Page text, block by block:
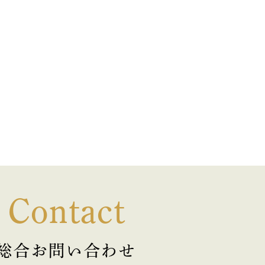
Contact
合お問い合わせ